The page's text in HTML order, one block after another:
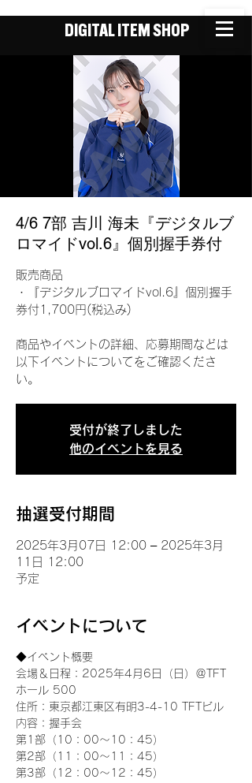
DIGITAL ITEM SHOP
4/6 7部 吉川 海未『デジタルブ
ロマイドvol.6』個別握手券付
販売商品
・『デジタルブロマイドvol.6』個別握手
券付1,700円(税込み)
商品やイベントの詳細、応募期間などは
以下イベントについてをご確認くださ
い。
受付が終了しました
他のイベントを見る
抽選受付期間
2025年3月07日 12:00 – 2025年3月
11日 12:00
予定
イベントについて
◆イベント概要
会場＆日程：2025年4月6日（日）＠TFT
ホール 500
住所：東京都江東区有明3-4-10 TFTビル
内容：握手会
第1部（10：00～10：45）
第2部（11：00～11：45）
第3部（12：00～12：45）